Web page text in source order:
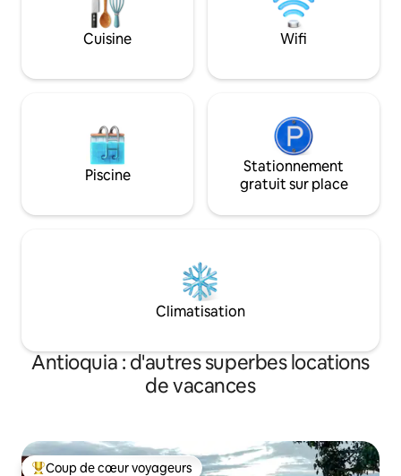
animaux locaux. Parfait pour une
retraite de la ville ou un long séjour en
tant que résidence d'artiste.
lit double et un
privé chauffé
dans la belle ville
Cuisine Wifi
Piscine
Stationnement
gratuit sur place
Climatisation
Antioquia : d'autres superbes locations
de vacances
Coup de cœur voyageurs